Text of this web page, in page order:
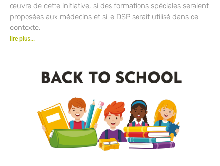
œuvre de cette initiative, si des formations spéciales seraient
proposées aux médecins et si le DSP serait utilisé dans ce
contexte.
lire plus...